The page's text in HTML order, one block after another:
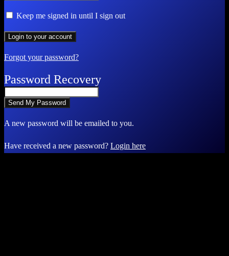
Keep me signed in until I sign out
Forgot your password?
Password Recovery
A new password will be emailed to you.
Have received a new password? Login here